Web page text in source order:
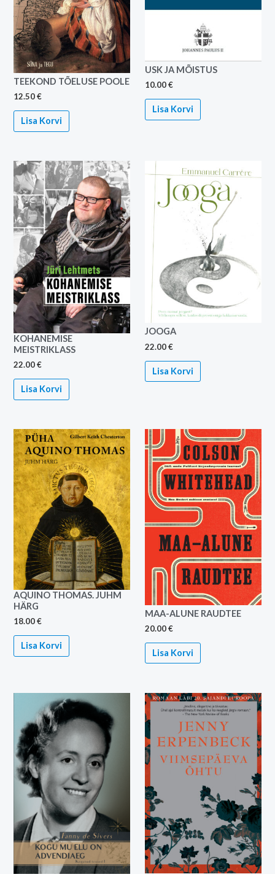
TEEKOND TÕELUSE POOLE
12.50€
Lisa Korvi
USK JA MÕISTUS
10.00€
Lisa Korvi
KOHANEMISE
MEISTRIKLASS
22.00€
Lisa Korvi
JOOGA
22.00€
Lisa Korvi
AQUINO THOMAS. JUHM
HÄRG
18.00€
Lisa Korvi
MAA-ALUNE RAUDTEE
20.00€
Lisa Korvi